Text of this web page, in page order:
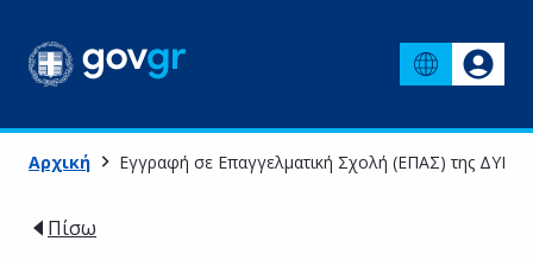
Αρχική Εγγραφή σε Επαγγελματική Σχολή (ΕΠΑΣ) της ΔΥΠΑ
Πίσω